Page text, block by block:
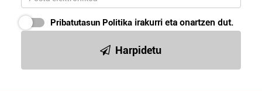
Pribatutasun Politika irakurri eta onartzen dut.
Harpidetu